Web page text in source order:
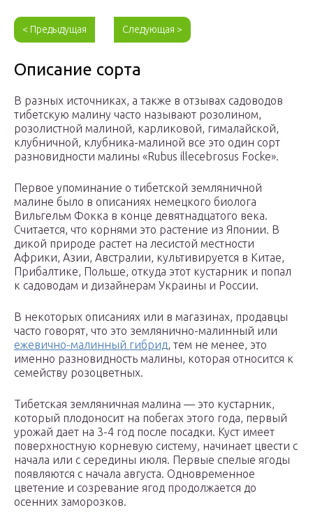
< Предыдущая Следующая >
Описание сорта
В разных источниках, а также в отзывах садоводов
тибетскую малину часто называют розолином,
розолистной малиной, карликовой, гималайской,
клубничной, клубника-малиной все это один сорт
разновидности малины «Rubus illecebrosus Focke».
Первое упоминание о тибетской земляничной
малине было в описаниях немецкого биолога
Вильгельм Фокка в конце девятнадцатого века.
Считается, что корнями это растение из Японии. В
дикой природе растет на лесистой местности
Африки, Азии, Австралии, культивируется в Китае,
Прибалтике, Польше, откуда этот кустарник и попал
к садоводам и дизайнерам Украины и России.
В некоторых описаниях или в магазинах, продавцы
часто говорят, что это землянично-малинный или
ежевично-малинный гибрид, тем не менее, это
именно разновидность малины, которая относится к
семейству розоцветных.
Тибетская земляничная малина — это кустарник,
который плодоносит на побегах этого года, первый
урожай дает на 3-4 год после посадки. Куст имеет
поверхностную корневую систему, начинает цвести с
начала или с середины июля. Первые спелые ягоды
появляются с начала августа. Одновременное
цветение и созревание ягод продолжается до
осенних заморозков.